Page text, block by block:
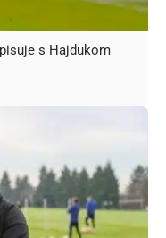
s Hajdukom